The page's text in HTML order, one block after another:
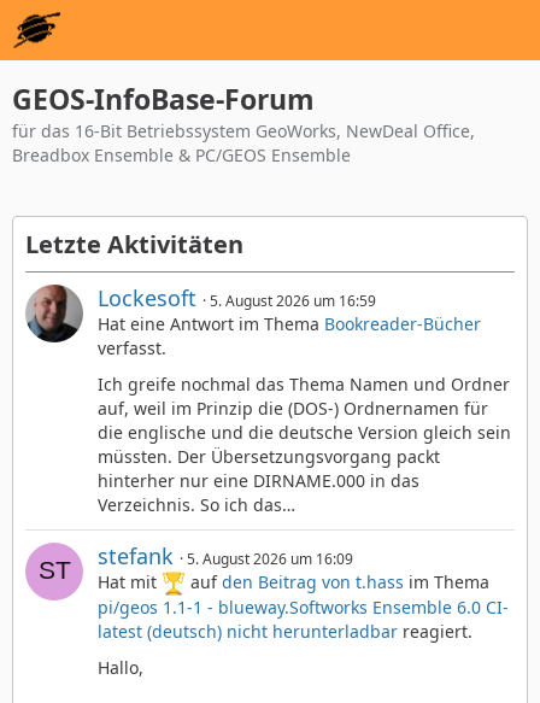
GEOS-InfoBase-Forum
für das 16-Bit Betriebssystem GeoWorks, NewDeal Office,
Breadbox Ensemble & PC/GEOS Ensemble
Letzte Aktivitäten
Lockesoft 5. August 2026 um 16:59
Hat eine Antwort im Thema Bookreader-Bücher
verfasst.
Ich greife nochmal das Thema Namen und Ordner
auf, weil im Prinzip die (DOS-) Ordnernamen für
die englische und die deutsche Version gleich sein
müssten. Der Übersetzungsvorgang packt
hinterher nur eine DIRNAME.000 in das
Verzeichnis. So ich das…
stefank 5. August 2026 um 16:09
Hat mit aufden Beitrag von t.hass im Thema
pi/geos 1.1-1 - blueway.Softworks Ensemble 6.0 CI-
latest (deutsch) nicht herunterladbar reagiert.
Hallo,